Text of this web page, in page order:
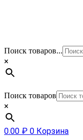
Поиск товаров...
×
Поиск товаров
×
0.00 ₽ 0 Корзина